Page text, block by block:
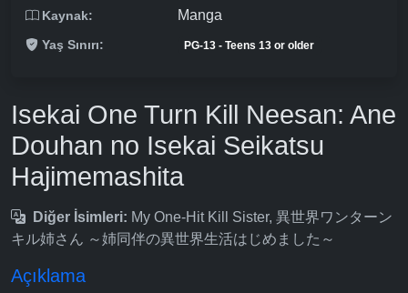
Kaynak: Manga
Yaş Sınırı: PG-13 - Teens 13 or older
Isekai One Turn Kill Neesan: Ane
Douhan no Isekai Seikatsu
Hajimemashita
Diğer İsimleri: My One-Hit Kill Sister, 異世界ワンターン
キル姉さん ～姉同伴の異世界生活はじめました～
Açıklama